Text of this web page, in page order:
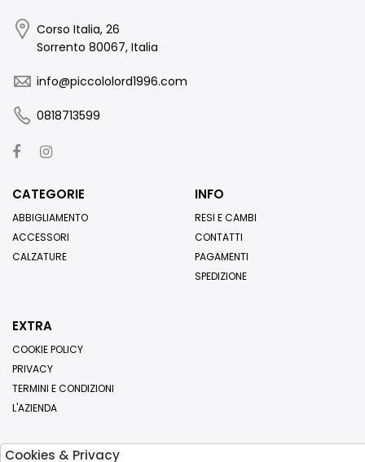
Corso Italia, 26
Sorrento 80067, Italia
info@piccololord1996.com
0818713599
CATEGORIE
ABBIGLIAMENTO
ACCESSORI
CALZATURE
INFO
RESI E CAMBI
CONTATTI
PAGAMENTI
SPEDIZIONE
EXTRA
COOKIE POLICY
PRIVACY
TERMINI E CONDIZIONI
L'AZIENDA
Cookies & Privacy